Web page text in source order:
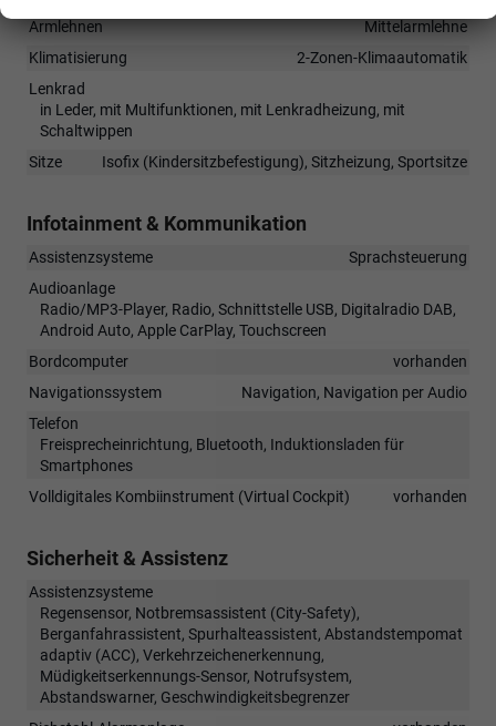
Armlehnen
Mittelarmlehne
Klimatisierung
2-Zonen-Klimaautomatik
Lenkrad
in Leder, mit Multifunktionen, mit Lenkradheizung, mit
Schaltwippen
Sitze
Isofix (Kindersitzbefestigung), Sitzheizung, Sportsitze
Infotainment & Kommunikation
Assistenzsysteme
Sprachsteuerung
Audioanlage
Radio/MP3-Player, Radio, Schnittstelle USB, Digitalradio DAB,
Android Auto, Apple CarPlay, Touchscreen
Bordcomputer
vorhanden
Navigationssystem
Navigation, Navigation per Audio
Telefon
Freisprecheinrichtung, Bluetooth, Induktionsladen für
Smartphones
Volldigitales Kombiinstrument (Virtual Cockpit)
vorhanden
Sicherheit & Assistenz
Assistenzsysteme
Regensensor, Notbremsassistent (City-Safety),
Berganfahrassistent, Spurhalteassistent, Abstandstempomat
adaptiv (ACC), Verkehrzeichenerkennung,
Müdigkeitserkennungs-Sensor, Notrufsystem,
Abstandswarner, Geschwindigkeitsbegrenzer